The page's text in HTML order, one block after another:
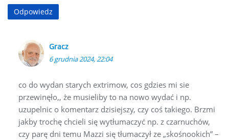
Odpowiedz
Gracz
6 grudnia 2024, 22:04
co do wydan starych extrimow, cos gdzies mi sie
przewinęło,, że musieliby to na nowo wydać i np.
uzupelnic o komentarz dzisiejszy, czy coś takiego. Brzmi
jakby trochę chcieli się wytłumaczyć np. z czarnuchów,
czy parę dni temu Mazzi się tłumaczył ze „skośnookich” –